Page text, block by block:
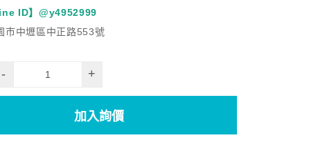
ID】@y4952999
市中壢區中正路553號
- +
加入詢價